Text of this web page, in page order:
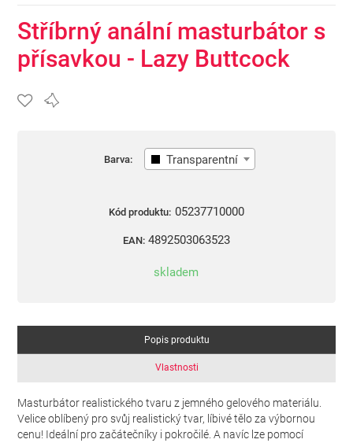
Stříbrný anální masturbátor s
přísavkou - Lazy Buttcock
Barva: Transparentní
Kód produktu: 05237710000
EAN: 4892503063523
skladem
Popis produktu
Vlastnosti
Masturbátor realistického tvaru z jemného gelového materiálu.
Velice oblíbený pro svůj realistický tvar, líbivé tělo za výbornou
cenu! Ideální pro začátečníky i pokročilé. A navíc lze pomocí